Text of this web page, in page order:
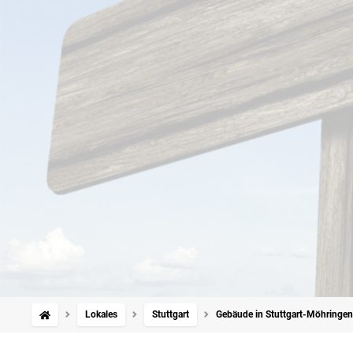
Lokales Stuttgart Gebäude in Stuttgart-